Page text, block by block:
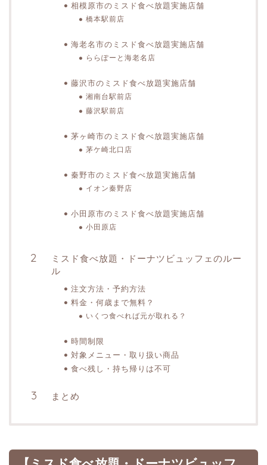
相模原市のミスド食べ放題実施店舗
橋本駅前店
海老名市のミスド食べ放題実施店舗
ららぽーと海老名店
藤沢市のミスド食べ放題実施店舗
湘南台駅前店
藤沢駅前店
茅ヶ崎市のミスド食べ放題実施店舗
茅ケ崎北口店
秦野市のミスド食べ放題実施店舗
イオン秦野店
小田原市のミスド食べ放題実施店舗
小田原店
ミスド食べ放題・ドーナツビュッフェのルー
ル
注文方法・予約方法
料金・何歳まで無料？
いくつ食べれば元が取れる？
時間制限
対象メニュー・取り扱い商品
食べ残し・持ち帰りは不可
まとめ